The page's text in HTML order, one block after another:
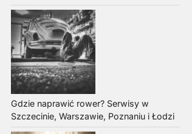
Gdzie naprawić rower? Serwisy w
Szczecinie, Warszawie, Poznaniu i Łodzi